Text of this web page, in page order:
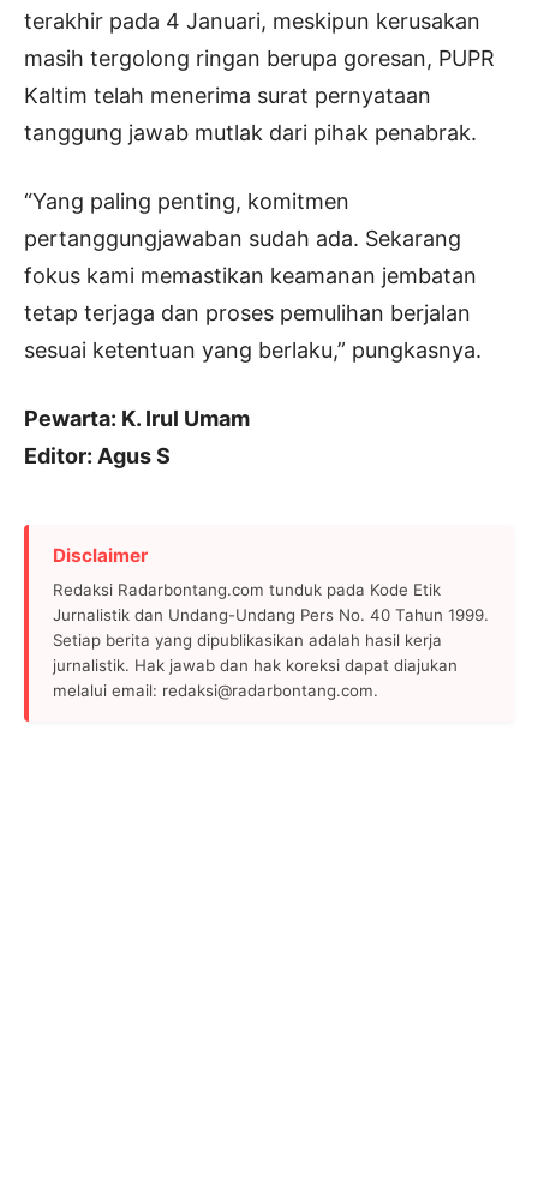
terakhir pada 4 Januari, meskipun kerusakan
masih tergolong ringan berupa goresan, PUPR
Kaltim telah menerima surat pernyataan
tanggung jawab mutlak dari pihak penabrak.
“Yang paling penting, komitmen
pertanggungjawaban sudah ada. Sekarang
fokus kami memastikan keamanan jembatan
tetap terjaga dan proses pemulihan berjalan
sesuai ketentuan yang berlaku,” pungkasnya.
Pewarta: K. Irul Umam
Editor: Agus S
Disclaimer
Redaksi Radarbontang.com tunduk pada Kode Etik
Jurnalistik dan Undang-Undang Pers No. 40 Tahun 1999.
Setiap berita yang dipublikasikan adalah hasil kerja
jurnalistik. Hak jawab dan hak koreksi dapat diajukan
melalui email: redaksi@radarbontang.com.